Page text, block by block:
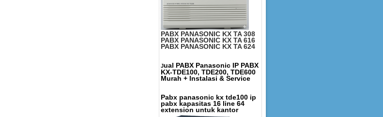
PABX PANASONIC KX TA 308
PABX PANASONIC KX TA 616
PABX PANASONIC KX TA 624
Jual PABX Panasonic IP PABX
KX-TDE100, TDE200, TDE600
Murah + Instalasi & Service
Pabx panasonic kx tde100 ip
pabx kapasitas 16 line 64
extension untuk kantor